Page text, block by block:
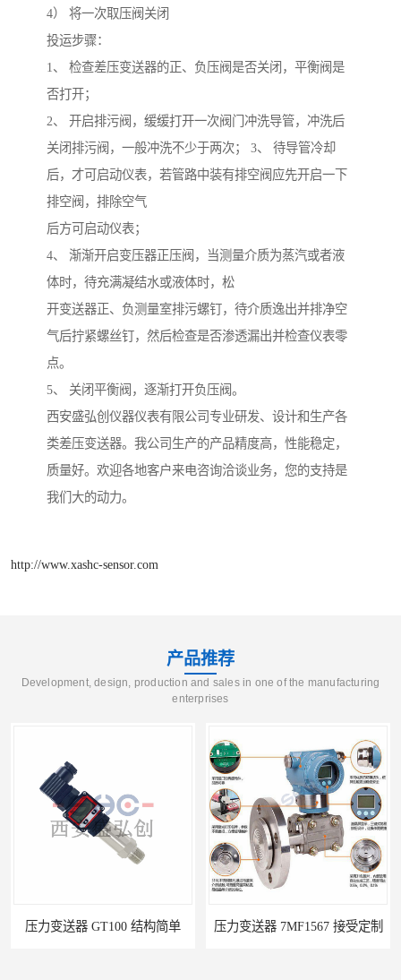
4） 将一次取压阀关闭
投运步骤：
1、 检查差压变送器的正、负压阀是否关闭，平衡阀是
否打开；
2、 开启排污阀，缓缓打开一次阀门冲洗导管，冲洗后
关闭排污阀，一般冲洗不少于两次； 3、 待导管冷却
后，才可启动仪表，若管路中装有排空阀应先开启一下
排空阀，排除空气
后方可启动仪表；
4、 渐渐开启变压器正压阀，当测量介质为蒸汽或者液
体时，待充满凝结水或液体时，松
开变送器正、负测量室排污螺钉，待介质逸出并排净空
气后拧紧螺丝钉，然后检查是否渗透漏出并检查仪表零
点。
5、 关闭平衡阀，逐渐打开负压阀。
西安盛弘创仪器仪表有限公司专业研发、设计和生产各
类差压变送器。我公司生产的产品精度高，性能稳定，
质量好。欢迎各地客户来电咨询洽谈业务，您的支持是
我们大的动力。
http://www.xashc-sensor.com
产品推荐
Development, design, production and sales in one of the manufacturing
enterprises
压力变送器 7MF1567 接受定制 压力变送器 ZPM213 按需定制